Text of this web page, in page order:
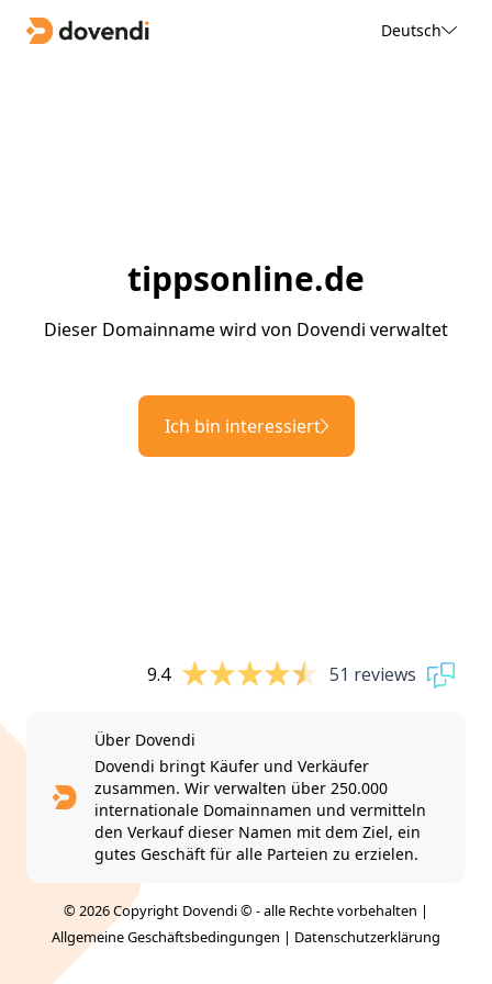
Deutsch
tippsonline.de
Dieser Domainname wird von Dovendi verwaltet
Ich bin interessiert
9.4 51 reviews
Über Dovendi
Dovendi bringt Käufer und Verkäufer
zusammen. Wir verwalten über 250.000
internationale Domainnamen und vermitteln
den Verkauf dieser Namen mit dem Ziel, ein
gutes Geschäft für alle Parteien zu erzielen.
© 2026 Copyright Dovendi © - alle Rechte vorbehalten |
Allgemeine Geschäftsbedingungen | Datenschutzerklärung